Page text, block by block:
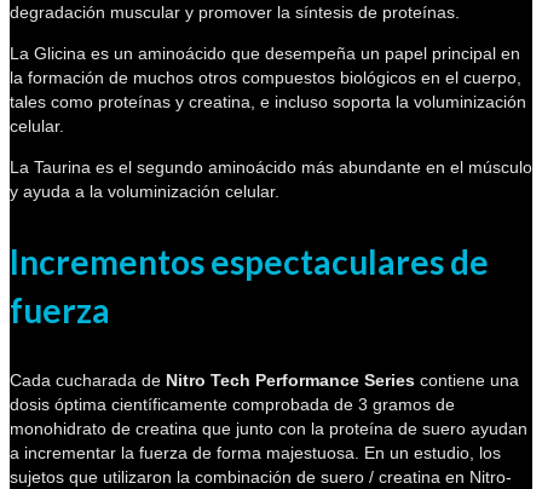
degradación muscular y promover la síntesis de proteínas.
La Glicina es un aminoácido que desempeña un papel principal en
la formación de muchos otros compuestos biológicos en el cuerpo,
tales como proteínas y creatina, e incluso soporta la voluminización
celular.
La Taurina es el segundo aminoácido más abundante en el músculo
y ayuda a la voluminización celular.
Incrementos espectaculares de
fuerza
Cada cucharada de Nitro Tech Performance Series contiene una
dosis óptima científicamente comprobada de 3 gramos de
monohidrato de creatina que junto con la proteína de suero ayudan
a incrementar la fuerza de forma majestuosa. En un estudio, los
sujetos que utilizaron la combinación de suero / creatina en Nitro-